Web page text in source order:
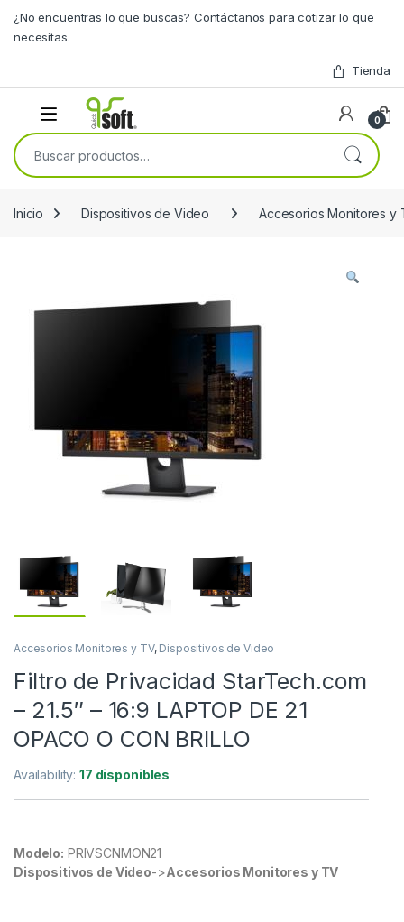
¿No encuentras lo que buscas? Contáctanos para cotizar lo que
necesitas.
Tienda
0
Buscar por:
Inicio Dispositivos de Video Accesorios Monitores y
Accesorios Monitores y TV, Dispositivos de Video
Filtro de Privacidad StarTech.com
– 21.5″ – 16:9 LAPTOP DE 21
OPACO O CON BRILLO
Availability:17 disponibles
Modelo: PRIVSCNMON21
Dispositivos de Video->Accesorios Monitores y TV